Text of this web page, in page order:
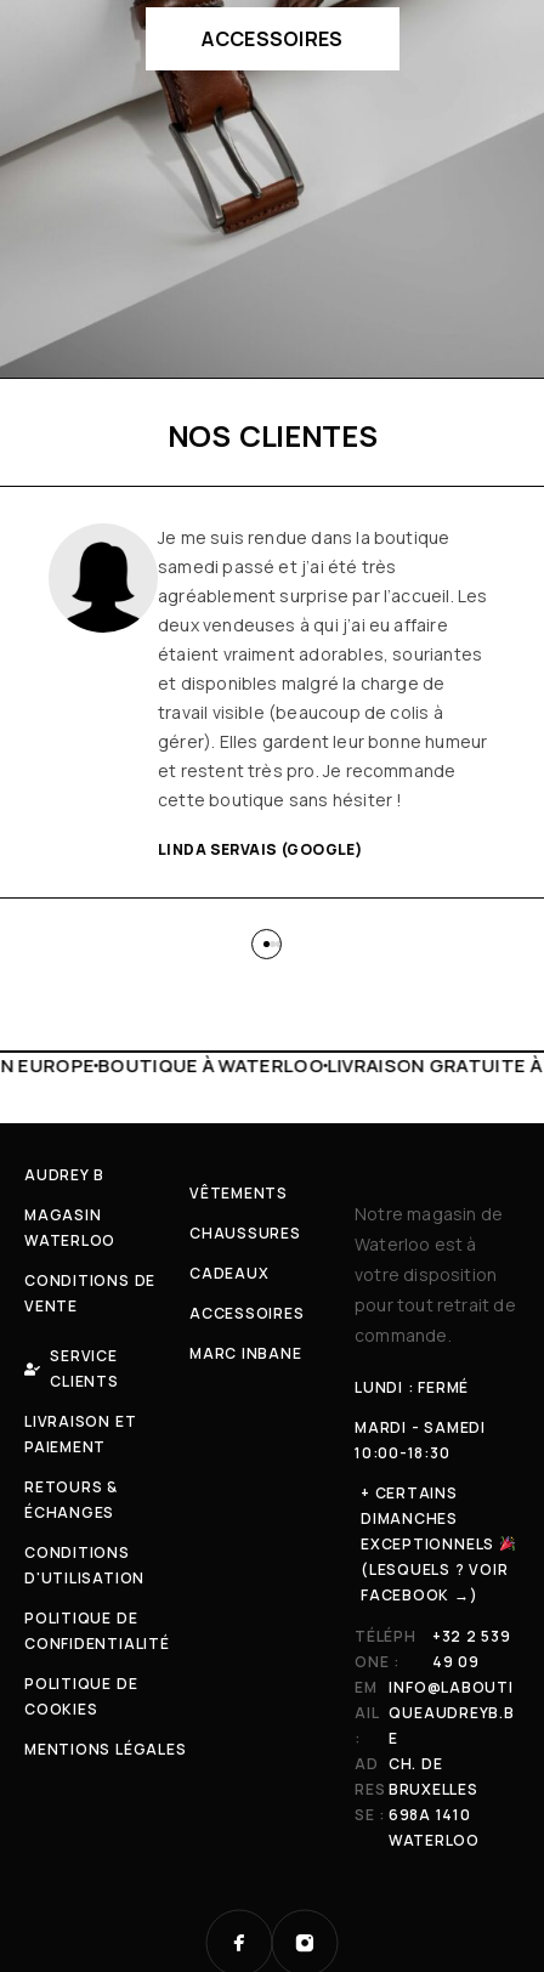
ACCESSOIRES
NOS CLIENTES
Une boutique familiale, à l’écoute et
remplie de joie de vivre
Les
vêtements sont de qualité, tendances
et originaux pour différentes
morphologies
et ça fait très
longtemps que j’y vais (depuis le début
ou quasiment) J’adore y faire un tour et
on ne sort jamais (ou presque) sans rien
LIVRAISON GRATUITE À PARTIR DE 150€LIVE
AUDREY B
MAGASIN
WATERLOO
CONDITIONS DE
VENTE
SERVICE
CLIENTS
LIVRAISON ET
PAIEMENT
RETOURS &
ÉCHANGES
CONDITIONS
D'UTILISATION
POLITIQUE DE
CONFIDENTIALITÉ
POLITIQUE DE
COOKIES
MENTIONS LÉGALES
VÊTEMENTS
CHAUSSURES
CADEAUX
ACCESSOIRES
MARC INBANE
Notre magasin de
Waterloo est à
votre disposition
pour tout retrait de
commande.
LUNDI : FERMÉ
MARDI - SAMEDI
10:00-18:30
+ CERTAINS
DIMANCHES
EXCEPTIONNELS
(LESQUELS ? VOIR
FACEBOOK →)
TÉLÉPH
ONE :
+32 2 539
49 09
EM
AIL
:
INFO@LABOUTI
QUEAUDREYB.B
E
AD
RES
SE :
CH. DE
BRUXELLES
698A 1410
WATERLOO